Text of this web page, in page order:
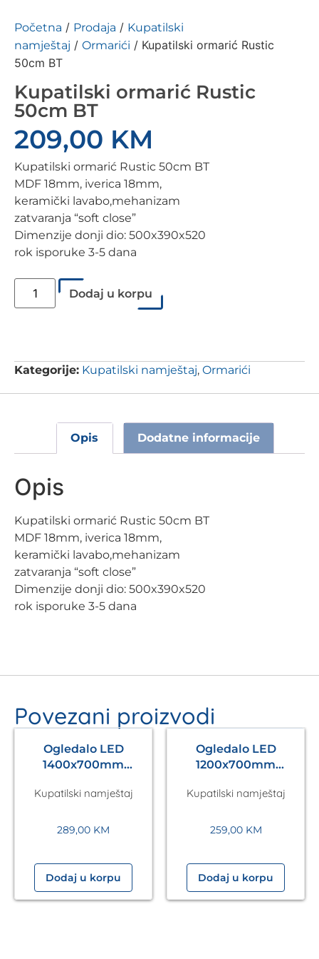
Početna / Prodaja / Kupatilski
namještaj / Ormarići / Kupatilski ormarić Rustic
50cm BT
Kupatilski ormarić Rustic
50cm BT
209,00 KM
Kupatilski ormarić Rustic 50cm BT
MDF 18mm, iverica 18mm,
keramički lavabo,mehanizam
zatvaranja “soft close”
Dimenzije donji dio: 500x390x520
rok isporuke 3-5 dana
Dodaj u korpu
Kategorije: Kupatilski namještaj, Ormarići
Opis Dodatne informacije
Opis
Kupatilski ormarić Rustic 50cm BT
MDF 18mm, iverica 18mm,
keramički lavabo,mehanizam
zatvaranja “soft close”
Dimenzije donji dio: 500x390x520
rok isporuke 3-5 dana
Povezani proizvodi
Ogledalo LED
1400x700mm
Kupatilski namještaj
289,00 KM
Dodaj u korpu
Ogledalo LED
1200x700mm
Kupatilski namještaj
259,00 KM
Dodaj u korpu